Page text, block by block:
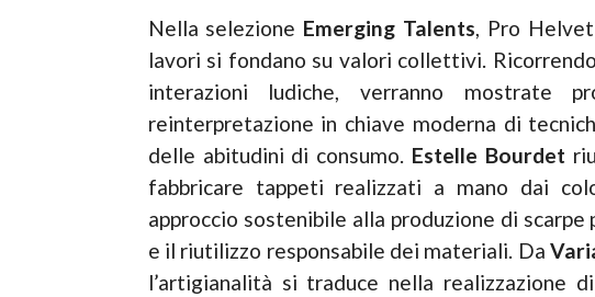
Nella selezione Emerging Talents, Pro
lavori si fondano su valori collettivi.
interazioni ludiche, verranno mostrate
reinterpretazione in chiave moderna di
delle abitudini di consumo. Estelle Bourdet
fabbricare tappeti realizzati a mano dai
approccio sostenibile alla produzione di
e il riutilizzo responsabile dei materiali. Da
l’artigianalità si traduce nella realizzazione